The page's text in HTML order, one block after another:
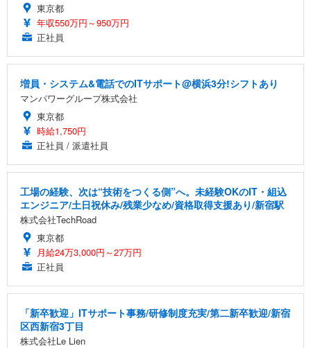
東京都
年収550万円～950万円
正社員
増員・システム&電話でのITサポート@横浜3分!シフトあり
マンパワーグループ株式会社
東京都
時給1,750円
正社員 / 派遣社員
工場の経験、次は“技術をつくる側”へ。未経験OKのIT・組込
エンジニア/土日祝休み/残業少なめ/資格取得支援あり/新宿駅
株式会社TechRoad
東京都
月給24万3,000円～27万円
正社員
「新卒歓迎」ITサポート事務/研修制度充実/第二新卒歓迎/新宿
区西新宿3丁目
株式会社Le Lien